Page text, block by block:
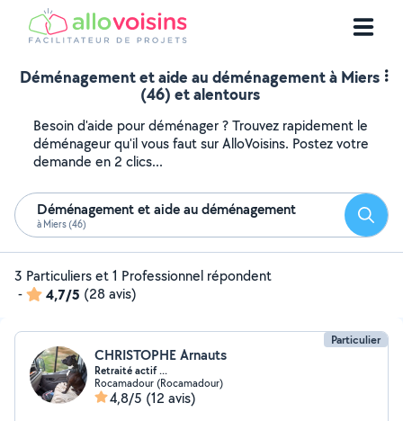
Déménagement et aide au déménagement à Miers
(46) et alentours
Besoin d'aide pour déménager ? Trouvez rapidement le
déménageur qu'il vous faut sur AlloVoisins. Postez votre
demande en 2 clics...
Déménagement et aide au déménagement
à Miers (46)
3 Particuliers et 1 Professionnel répondent
-
4,7/5 (28 avis)
Particulier
CHRISTOPHE Arnauts
Retraité actif ...
Rocamadour (Rocamadour)
4,8/5 (12 avis)